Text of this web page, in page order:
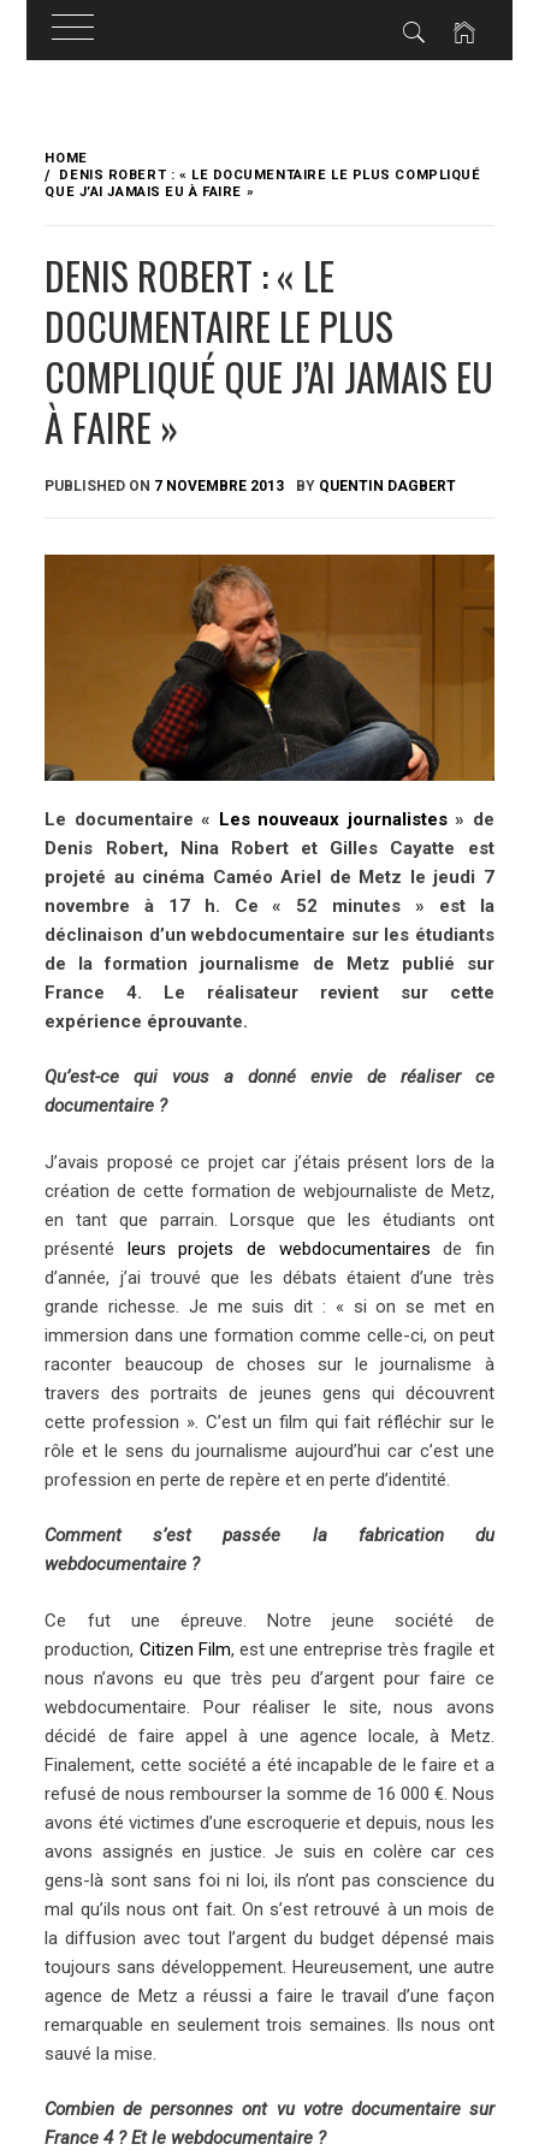
content
HOME
DENIS ROBERT : « LE DOCUMENTAIRE LE PLUS COMPLIQUÉ
QUE J’AI JAMAIS EU À FAIRE »
DENIS ROBERT : « LE
DOCUMENTAIRE LE PLUS
COMPLIQUÉ QUE J’AI JAMAIS EU
À FAIRE »
PUBLISHED ON 7 NOVEMBRE 2013 BY QUENTIN DAGBERT
Le documentaire « Les nouveaux journalistes» de
Denis Robert, Nina Robert et Gilles Cayatte est
projeté au cinéma Caméo Ariel de Metz le jeudi 7
novembre à 17 h. Ce « 52 minutes » est la
déclinaison d’un webdocumentaire sur les étudiants
de la formation journalisme de Metz publié sur
France 4. Le réalisateur revient sur cette
expérience éprouvante.
Qu’est-ce qui vous a donné envie de réaliser ce
documentaire ?
J’avais proposé ce projet car j’étais présent lors de la
création de cette formation de webjournaliste de Metz,
en tant que parrain. Lorsque que les étudiants ont
présenté leurs projets de webdocumentaires de fin
d’année, j’ai trouvé que les débats étaient d’une très
grande richesse. Je me suis dit : « si on se met en
immersion dans une formation comme celle-ci, on peut
raconter beaucoup de choses sur le journalisme à
travers des portraits de jeunes gens qui découvrent
cette profession ». C’est un film qui fait réfléchir sur le
rôle et le sens du journalisme aujourd’hui car c’est une
profession en perte de repère et en perte d’identité.
Comment s’est passée la fabrication du
webdocumentaire ?
Ce fut une épreuve. Notre jeune société de
production, Citizen Film, est une entreprise très fragile et
nous n’avons eu que très peu d’argent pour faire ce
webdocumentaire. Pour réaliser le site, nous avons
décidé de faire appel à une agence locale, à Metz.
Finalement, cette société a été incapable de le faire et a
refusé de nous rembourser la somme de 16 000 €. Nous
avons été victimes d’une escroquerie et depuis, nous les
avons assignés en justice. Je suis en colère car ces
gens-là sont sans foi ni loi, ils n’ont pas conscience du
mal qu’ils nous ont fait. On s’est retrouvé à un mois de
la diffusion avec tout l’argent du budget dépensé mais
toujours sans développement. Heureusement, une autre
agence de Metz a réussi a faire le travail d’une façon
remarquable en seulement trois semaines. Ils nous ont
sauvé la mise.
Combien de personnes ont vu votre documentaire sur
France 4 ? Et le webdocumentaire ?